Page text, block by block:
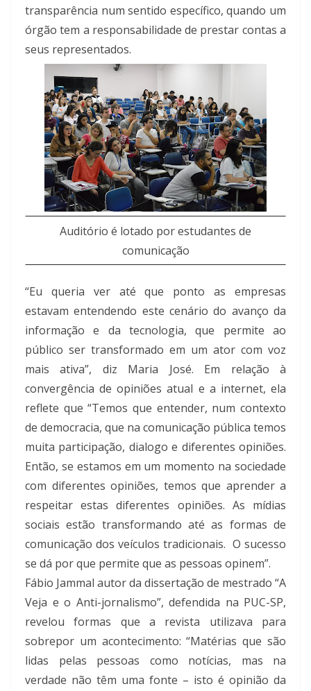
transparência num sentido específico, quando um
órgão tem a responsabilidade de prestar contas a
seus representados.
Auditório é lotado por estudantes de
comunicação
“Eu queria ver até que ponto as empresas
estavam entendendo este cenário do avanço da
informação e da tecnologia, que permite ao
público ser transformado em um ator com voz
mais ativa”, diz Maria José. Em relação à
convergência de opiniões atual e a internet, ela
reflete que “Temos que entender, num contexto
de democracia, que na comunicação pública temos
muita participação, dialogo e diferentes opiniões.
Então, se estamos em um momento na sociedade
com diferentes opiniões, temos que aprender a
respeitar estas diferentes opiniões. As mídias
sociais estão transformando até as formas de
comunicação dos veículos tradicionais. O sucesso
se dá por que permite que as pessoas opinem”.
Fábio Jammal autor da dissertação de mestrado “A
Veja e o Anti-jornalismo”, defendida na PUC-SP,
revelou formas que a revista utilizava para
sobrepor um acontecimento: “Matérias que são
lidas pelas pessoas como notícias, mas na
verdade não têm uma fonte – isto é opinião da